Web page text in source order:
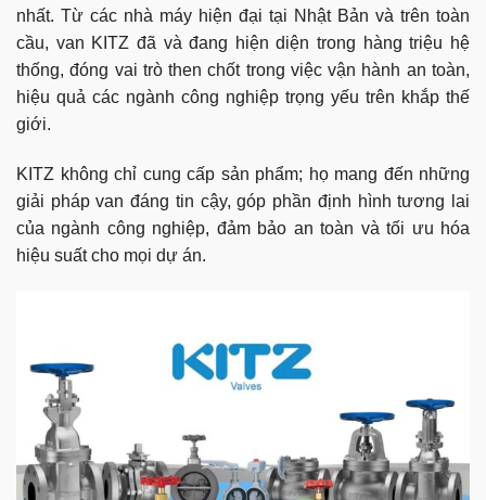
nhất. Từ các nhà máy hiện đại tại Nhật Bản và trên toàn
cầu, van KITZ đã và đang hiện diện trong hàng triệu hệ
thống, đóng vai trò then chốt trong việc vận hành an toàn,
hiệu quả các ngành công nghiệp trọng yếu trên khắp thế
giới.
KITZ không chỉ cung cấp sản phẩm; họ mang đến những
giải pháp van đáng tin cậy, góp phần định hình tương lai
của ngành công nghiệp, đảm bảo an toàn và tối ưu hóa
hiệu suất cho mọi dự án.